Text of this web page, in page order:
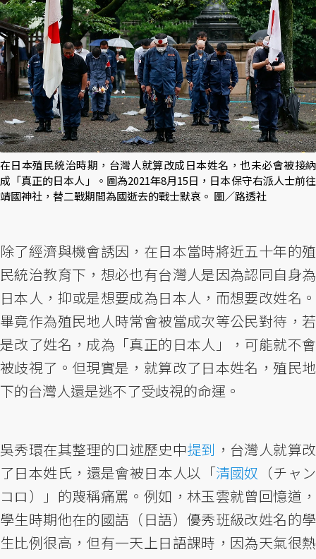
在日本殖民統治時期，台灣人就算改成日本姓名，也未必會被接納
成「真正的日本人」。圖為2021年8月15日，日本保守右派人士前往
靖國神社，替二戰期間為國逝去的戰士默哀。 圖／路透社
除了經濟與機會誘因，在日本當時將近五十年的殖
民統治教育下，想必也有台灣人是因為認同自身為
日本人，抑或是想要成為日本人，而想要改姓名。
畢竟作為殖民地人時常會被當成次等公民對待，若
是改了姓名，成為「真正的日本人」，可能就不會
被歧視了。但現實是，就算改了日本姓名，殖民地
下的台灣人還是逃不了受歧視的命運。
吳秀環在其整理的口述歷史中提到 ，台灣人就算改
了日本姓氏，還是會被日本人以「清國奴 （チャン
コロ）」的蔑稱痛罵。例如，林玉雲就曾回憶道，
學生時期他在的國語（日語）優秀班級改姓名的學
生比例很高，但有一天上日語課時，因為天氣很熱